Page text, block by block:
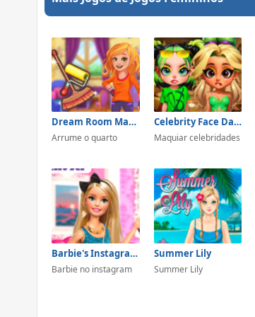
Dream Room Makeover
Arrume o quarto
Celebrity Face Dance
Maquiar celebridades
Barbie's Instagram Life
Barbie no instagram
Summer Lily
Summer Lily